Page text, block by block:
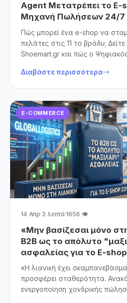
Agent Μετατρέπει το E-
Μηχανή Πωλήσεων 24/7
Πώς μπορεί ένα e-shop να
πελάτες στις 11 το βράδυ;
Shoemart.gr και πώς ο
Ανακαλύψτε πώς η Τεχνητή
OpenCart, προσφέροντας 24/7
πραγματικά πουλάει.
Διαβάστε περισσότερα
E-COMMERCE
14 Απρ·3 λεπτά·1656 👁
«Μην βασίζεσαι μόνο
B2B ως το απόλυτο
ασφαλείας για το E-
«Η λιανική έχει
προσφέρει σταθερότητα.
ενεργοποίηση χονδρικής